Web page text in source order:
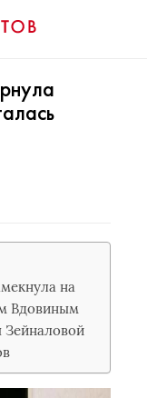
на
Вдовиным